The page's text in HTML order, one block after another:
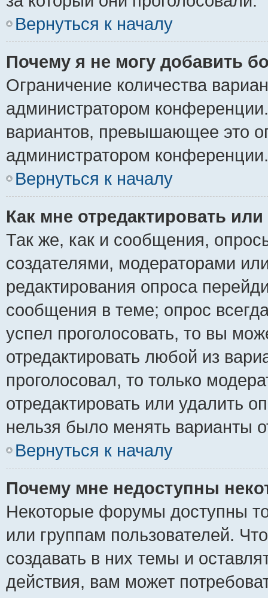
Вернуться к началу
Почему я не могу добавить
Ограничение количества
администратором
вариантов, превышающее это
администратором конференции.
Вернуться к началу
Как мне отредактировать
Так же, как и сообщения,
создателями, модераторами
редактирования опроса
сообщения в теме; опрос
успел проголосовать, то вы
отредактировать любой из
проголосовал, то только
отредактировать или удалить
нельзя было менять варианты
Вернуться к началу
Почему мне недоступны
Некоторые форумы доступны
или группам пользователей.
создавать в них темы и
действия, вам может